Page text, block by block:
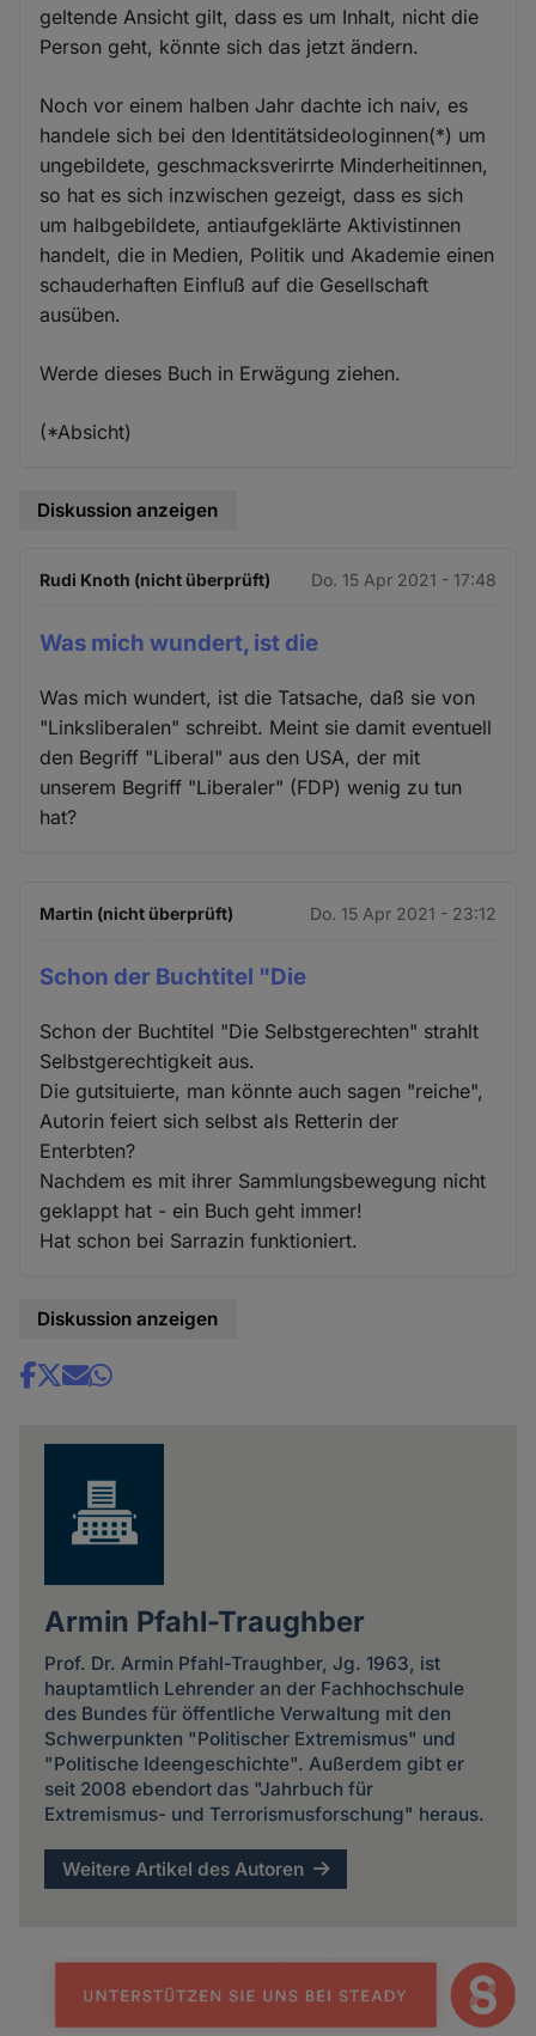
geltende Ansicht gilt, dass es um Inhalt, nicht die
Person geht, könnte sich das jetzt ändern.
Noch vor einem halben Jahr dachte ich naiv, es
handele sich bei den Identitätsideologinnen(*) um
ungebildete, geschmacksverirrte Minderheitinnen,
so hat es sich inzwischen gezeigt, dass es sich
um halbgebildete, antiaufgeklärte Aktivistinnen
handelt, die in Medien, Politik und Akademie einen
schauderhaften Einfluß auf die Gesellschaft
ausüben.
Werde dieses Buch in Erwägung ziehen.
(*Absicht)
Diskussion anzeigen
Rudi Knoth (nicht überprüft) Do. 15 Apr 2021 - 17:48
Was mich wundert, ist die
Was mich wundert, ist die Tatsache, daß sie von
"Linksliberalen" schreibt. Meint sie damit eventuell
den Begriff "Liberal" aus den USA, der mit
unserem Begriff "Liberaler" (FDP) wenig zu tun
hat?
Martin (nicht überprüft) Do. 15 Apr 2021 - 23:12
Schon der Buchtitel "Die
Schon der Buchtitel "Die Selbstgerechten" strahlt
Selbstgerechtigkeit aus.
Die gutsituierte, man könnte auch sagen "reiche",
Autorin feiert sich selbst als Retterin der
Enterbten?
Nachdem es mit ihrer Sammlungsbewegung nicht
geklappt hat - ein Buch geht immer!
Hat schon bei Sarrazin funktioniert.
Diskussion anzeigen
Share
Armin Pfahl-Traughber
Prof. Dr. Armin Pfahl-Traughber, Jg. 1963, ist
hauptamtlich Lehrender an der Fachhochschule
des Bundes für öffentliche Verwaltung mit den
Schwerpunkten "Politischer Extremismus" und
"Politische Ideengeschichte". Außerdem gibt er
seit 2008 ebendort das "Jahrbuch für
Extremismus- und Terrorismusforschung" heraus.
Weitere Artikel des Autoren